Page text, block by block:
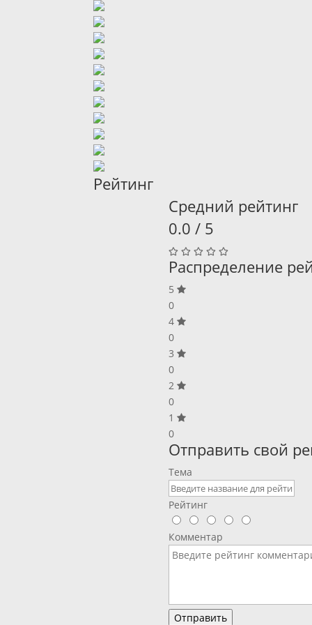
Рейтинг
Средний рейтинг
0.0 / 5
Распределение
5
0
4
0
3
0
2
0
1
0
Отправить свой
Тема
Рейтинг
Комментар
Отправить